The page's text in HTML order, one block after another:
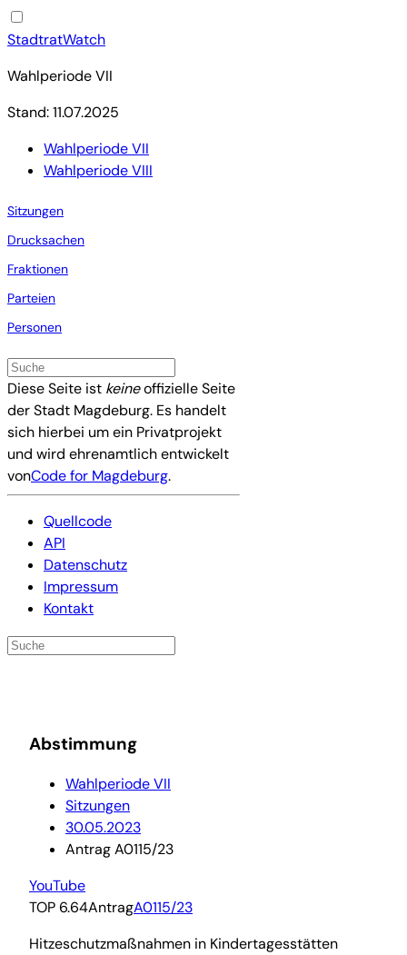
StadtratWatch
Wahlperiode VII
Stand: 11.07.2025
Wahlperiode VII
Wahlperiode VIII
Sitzungen
Drucksachen
Fraktionen
Parteien
Personen
Diese Seite ist keineoffizielle Seite
der Stadt Magdeburg. Es handelt
sich hierbei um ein Privatprojekt
und wird ehrenamtlich entwickelt
vonCode for Magdeburg.
Quellcode
API
Datenschutz
Impressum
Kontakt
Abstimmung
Wahlperiode VII
Sitzungen
30.05.2023
Antrag A0115/23
YouTube
TOP 6.64AntragA0115/23
Hitzeschutzmaßnahmen in Kindertagesstätten